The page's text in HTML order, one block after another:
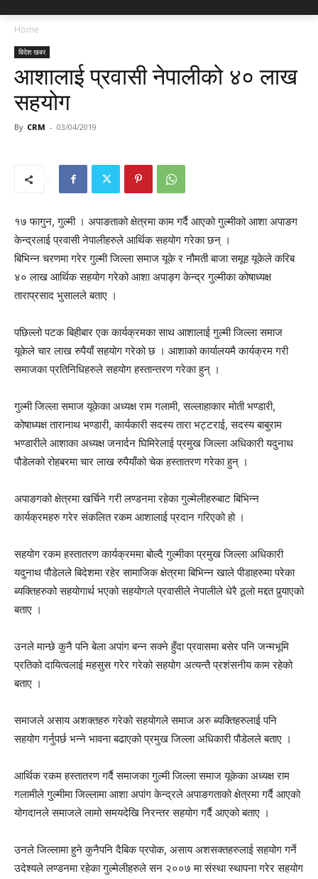
Home
बिदेश खबर
आशालाई प्रवासी नेपालीको ४० लाख
सहयोग
By CRM - 03/04/2019
१७ फागुन, गुल्मी । अपाङताको क्षेत्रमा काम गर्दै आएको गुल्मीको आशा अपाङग
केन्द्रलाई प्रवासी नेपालीहरुले आर्थिक सहयोग गरेका छन् ।
बिभिन्न चरणमा गरेर गुल्मी जिल्ला समाज यूके र नौमती बाजा समूह यूकेले करिब
४० लाख आर्थिक सहयोग गरेको आशा अपाङ्ग केन्द्र गुल्मीका कोषाध्यक्ष
ताराप्रसाद भुसालले बताए ।
पछिल्लो पटक बिहीबार एक कार्यक्रमका साथ आशालाई गुल्मी जिल्ला समाज
यूकेले चार लाख रुपैयाँ सहयोग गरेको छ । आशाको कार्यालयमै कार्यक्रम गरी
समाजका प्रतिनिधिहरुले सहयोग हस्तान्तरण गरेका हुन् ।
गुल्मी जिल्ला समाज यूकेका अध्यक्ष राम गलामी, सल्लाहाकार मोती भण्डारी,
कोषाध्यक्ष तारानाथ भण्डारी, कार्यकारी सदस्य तारा भट्टराई, सदस्य बाबुराम
भण्डारीले आशाका अध्यक्ष जनार्दन घिमिरेलाई प्रमुख जिल्ला अधिकारी यदुनाथ
पौडेलको रोहबरमा चार लाख रुपैयाँको चेक हस्तातरण गरेका हुन् ।
अपाङगको क्षेत्रमा खर्चिने गरी लण्डनमा रहेका गुल्मेलीहरुबाट बिभिन्न
कार्यक्रमहरु गरेर संकलित रकम आशालाई प्रदान गरिएको हो ।
सहयोग रकम हस्तातरण कार्यक्रममा बोल्दै गुल्मीका प्रमुख जिल्ला अधिकारी
यदुनाथ पौडेलले बिदेशमा रहेर सामाजिक क्षेत्रमा बिभिन्न खाले पीडाहरुमा परेका
ब्यक्तिहरुको सहयोगार्थ भएको सहयोगले प्रवासीले नेपालीले धेरै ठूलो मद्दत पुर्‍याएको
बताए ।
उनले मान्छे कुनै पनि बेला अपांग बन्न सक्ने हुँदा प्रवासमा बसेर पनि जन्मभूमि
प्रतिको दायित्वलाई महसुस गरेर गरेको सहयोग अत्यन्तै प्रशंसनीय काम रहेको
बताए ।
समाजले असाय अशक्तहरु गरेको सहयोगले समाज अरु ब्यक्तिहरुलाई पनि
सहयोग गर्नुपर्छ भन्ने भावना बढाएको प्रमुख जिल्ला अधिकारी पौडेलले बताए ।
आर्थिक रकम हस्तातरण गर्दै समाजका गुल्मी जिल्ला समाज यूकेका अध्यक्ष राम
गलामीले गुल्मीमा जिल्लामा आशा अपांग केन्द्रले अपाङगताको क्षेत्रमा गर्दै आएको
योगदानले समाजले लामो समयदेखि निरन्तर सहयोग गर्दै आएको बताए ।
उनले जिल्लामा हुने कुनैपनि दैबिक प्रपोक, असाय अशसक्तहरुलाई सहयोग गर्ने
उदेश्यले लण्डनमा रहेका गुल्मेलीहरुले सन २००७ मा संस्था स्थापना गरेर सहयोग